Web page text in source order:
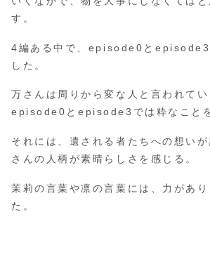
す。
4編ある中で、episode0とepisode3
した。
万さんは周りから変な人と言われてい
episode0とepisode3では粋なことを
それには、遺される者たちへの想い
さんの人柄が素晴らしさを感じる。
茉莉の言葉や凛の言葉には、力があ
た。